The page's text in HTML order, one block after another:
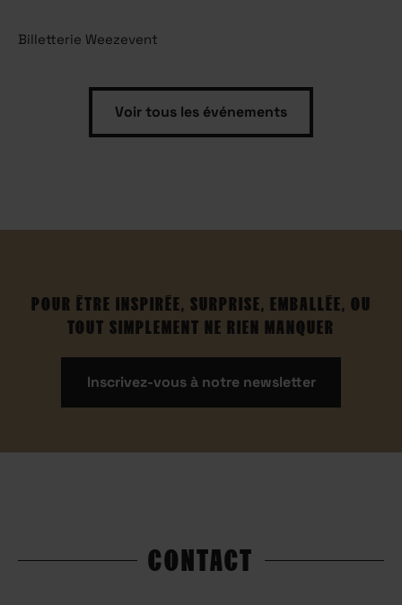
Billetterie Weezevent
Voir tous les événements
POUR ÊTRE INSPIRÉE, SURPRISE, EMBALLÉE, OU
TOUT SIMPLEMENT NE RIEN MANQUER
Inscrivez-vous à notre newsletter
CONTACT